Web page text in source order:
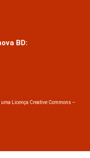
BD:
Licença Creative Commons –